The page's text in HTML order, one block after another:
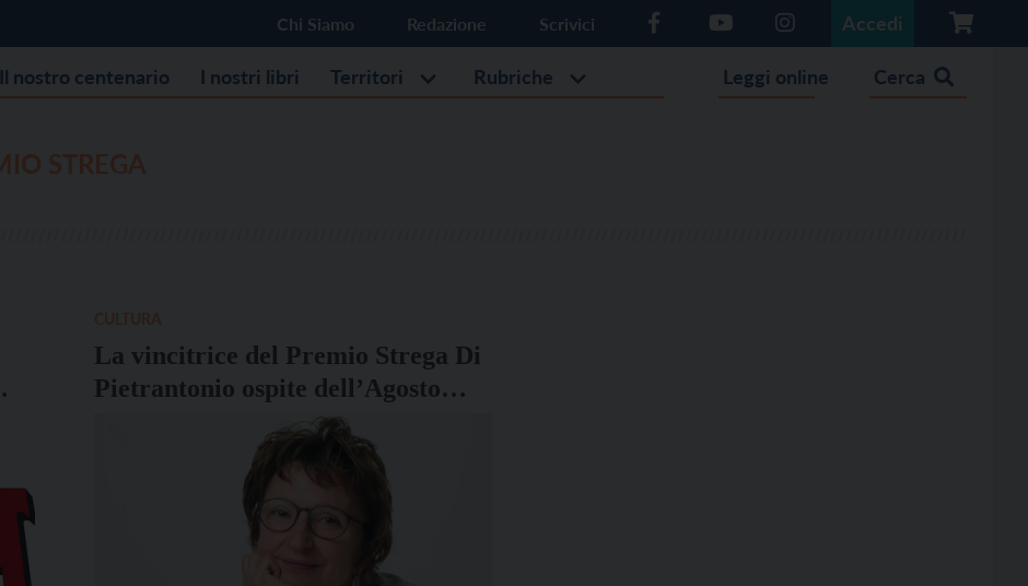
Chi Siamo Redazione Scrivici Accedi
Il nostro centenario I nostri libri Territori Rubriche Leggi online Cerca
La vincitrice del Premio Strega Di
Pietrantonio ospite dell’Agosto